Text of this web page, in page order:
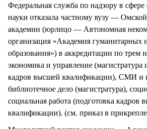
Федеральная служба по надзору в сфере
науки отказала частному вузу —
академии (юрлицо — Автономная
организация «Академия гуманитарных
образования») в аккредитации по трем
экономика и управление (магистратура
кадров высшей квалификации), СМИ и
библиотечное дело (магистратура),
социальная работа (подготовка кадров
квалификации). (см. приказ в